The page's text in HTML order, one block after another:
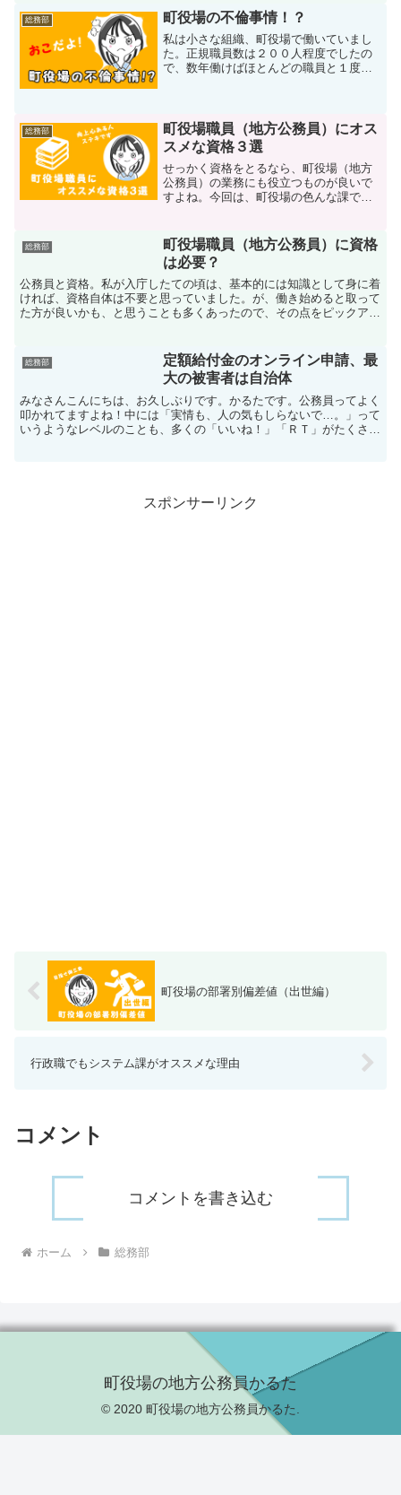
総務部 町役場の不倫事情！？
私は小さな組織、町役場で働いていまし
た。正規職員数は２００人程度でしたの
で、数年働けばほとんどの職員と１度は
てきてしまいます。
総務部
町役場職員（地方公務員）にオス
スメな資格３選
せっかく資格をとるなら、町役場（地方
公務員）の業務にも役立つものが良いで
すよね。今回は、町役場の色んな課で役
総務部
町役場職員（地方公務員）に資格
は必要？
公務員と資格。私が入庁したての頃は、基本的には知識として身に着
ければ、資格自体は不要と思っていました。が、働き始めると取って
た方が良いかも、と思うことも多くあったので、その点をピックアッ
総務部
定額給付金のオンライン申請、最
大の被害者は自治体
みなさんこんにちは、お久しぶりです。かるたです。公務員ってよく
叩かれてますよね！中には「実情も、人の気もしらないで…。」って
いうようなレベルのことも、多くの「いいね！」「ＲＴ」がたくさん
スポンサーリンク
町役場の部署別偏差値（出世編）
行政職でもシステム課がオススメな理由
コメント
コメントを書き込む
ホーム 総務部
町役場の地方公務員かるた
© 2020 町役場の地方公務員かるた.